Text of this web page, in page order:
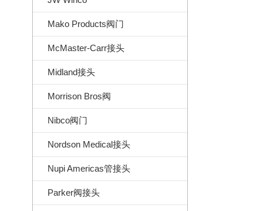
Mako Products阀门
McMaster-Carr接头
Midland接头
Morrison Bros阀
Nibco阀门
Nordson Medical接头
Nupi Americas管接头
Parker阀接头